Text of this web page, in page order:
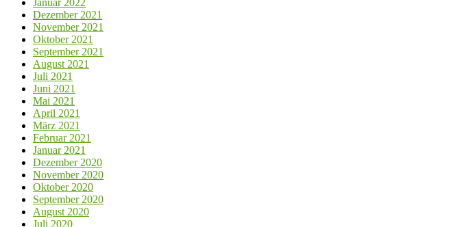
Januar 2022
Dezember 2021
November 2021
Oktober 2021
September 2021
August 2021
Juli 2021
Juni 2021
Mai 2021
April 2021
März 2021
Februar 2021
Januar 2021
Dezember 2020
November 2020
Oktober 2020
September 2020
August 2020
Juli 2020